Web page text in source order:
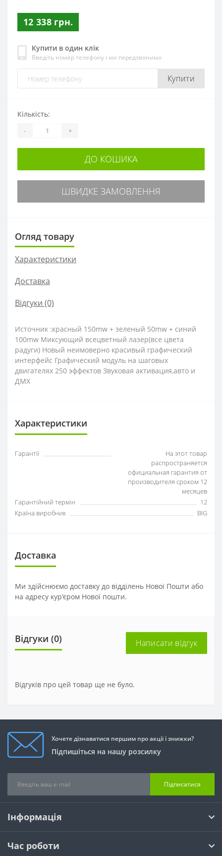
12 338 грн.
Купити в один клік
Введіть номер телефону і ми передзвонимо
Купити
Кількість:
- +
ДО КОШИКА
ШВИДКЕ ЗАМОВЛЕННЯ
Огляд товару
Характеристики
Доставка
Відгуки (0)
Источник :красный 150mw + зеленый 50mw + синий
100mw Миксующий всецветный лазер(все цвета
радуги) Новый неимоверно красивый графический
интерфейс Графический модуль на шаговых
двигателях 250 эффектов Звуковая активация,авто и
ДМХ
Характеристики
Гарантії
На этот товар
распространяется
официальная гарантия от
производителя сроком 12
месяцев
Гарантійний термін
12
Країна виробник
BIG
Доставка
Ми здійснюємо доставку до відділень Нової Пошти або
на адресу кур'єром Нової пошти.
Відгуки (0) Написати відгук
Відгуків про цей товар ще не було.
Хочете дізнаватися першим про акції і знижки?
Підпишіться на нашу розсилку
Підписатися
Інформація
Час роботи